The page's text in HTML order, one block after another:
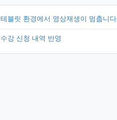
테블릿 환경에서 영상재생이 멈춥니다.
수강 신청 내역 반영